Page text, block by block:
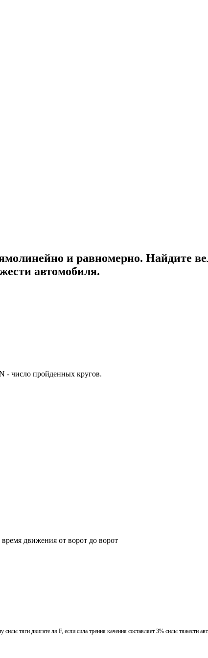
и равномерно. Найдите
автомобиля.
- число пройденных кругов.
движения от ворот до ворот
тяги двигате ля F, если сила трения качения составляет 3% силы тяжести